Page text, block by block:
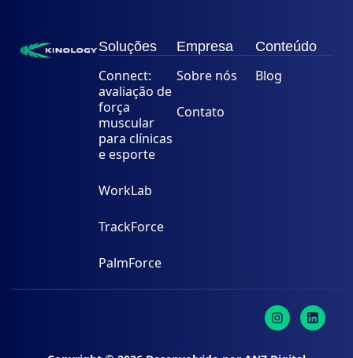
Soluções
Connect:
avaliação de
força
muscular
para clínicas
e esporte
WorkLab
TrackForce
PalmForce
Empresa
Sobre nós
Contato
Conteúdo
Blog